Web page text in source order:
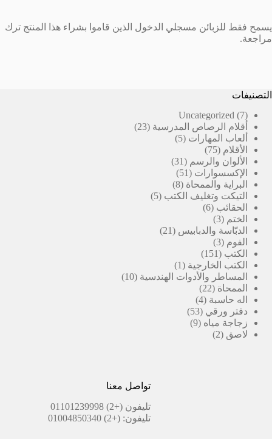
يسمح فقط للزبائن مسجلي الدخول الذين قاموا بشراء هذا المنتج ترك
مراجعة.
التصنيفات
Uncategorized
7
7
منتجات
أقلام الرصاص المدرسية 23
23
ألعاب المهارات 5
5
الأقلام 75
75
منتج
الألوان والرسم 31
31
الإكسسوارات 51
51
منتج
البراية والممحاة 8
8
منتجاتالتيكت وتغليف الكتب 5
5
الحقائب 6
6
الختم 3
3
منتجات
الدبّاسة والدبابيس 21
21
الفوم 3
3
منتجات
الكتب 151
151
منتج
الكتب الخارجية 1
منتج
المساطر والأدوات الهندسية 10
10
الممحاة 22
22
منتج
اله حاسبة 4
4
منتجات
دفتر ورقي 53
53
منتج
زجاجة مياه 9
9
لاصق 2
2
تواصل معنا
تليفون(+2) 01101239998
تليفون: (+2) 01004850340